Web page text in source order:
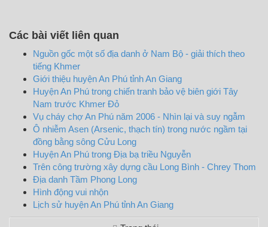
Các bài viết liên quan
Nguồn gốc một số địa danh ở Nam Bộ - giải thích theo
tiếng Khmer
Giới thiệu huyện An Phú tỉnh An Giang
Huyện An Phú trong chiến tranh bảo vệ biên giới Tây
Nam trước Khmer Đỏ
Vụ cháy chợ An Phú năm 2006 - Nhìn lại và suy ngẫm
Ô nhiễm Asen (Arsenic, thạch tín) trong nước ngầm tại
đồng bằng sông Cửu Long
Huyện An Phú trong Địa bạ triều Nguyễn
Trên công trường xây dựng cầu Long Bình - Chrey Thom
Địa danh Tầm Phong Long
Hình động vui nhộn
Lịch sử huyện An Phú tỉnh An Giang